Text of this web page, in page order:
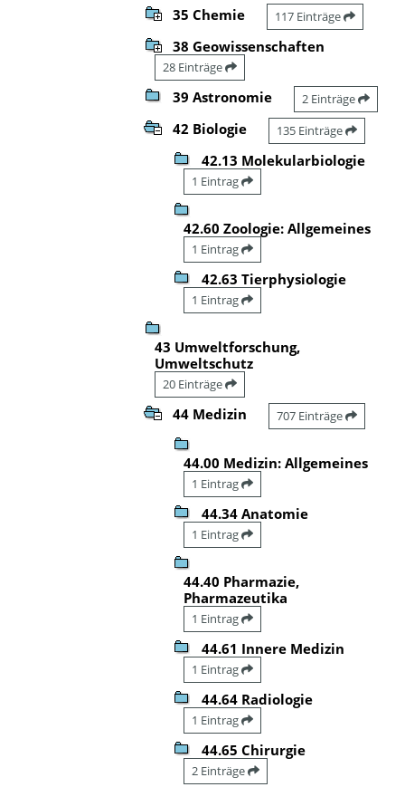
35 Chemie 117 Einträge
38 Geowissenschaften
28 Einträge
39 Astronomie 2 Einträge
42 Biologie 135 Einträge
42.13 Molekularbiologie
1 Eintrag
42.60 Zoologie: Allgemeines
1 Eintrag
42.63 Tierphysiologie
1 Eintrag
43 Umweltforschung,
Umweltschutz
20 Einträge
44 Medizin 707 Einträge
44.00 Medizin: Allgemeines
1 Eintrag
44.34 Anatomie
1 Eintrag
44.40 Pharmazie,
Pharmazeutika
1 Eintrag
44.61 Innere Medizin
1 Eintrag
44.64 Radiologie
1 Eintrag
44.65 Chirurgie
2 Einträge